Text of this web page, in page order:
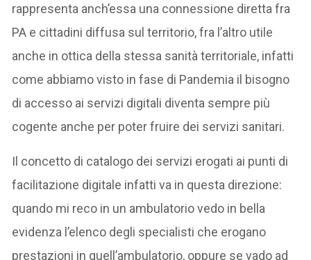
rappresenta anch’essa una connessione diretta fra
PA e cittadini diffusa sul territorio, fra l’altro utile
anche in ottica della stessa sanità territoriale, infatti
come abbiamo visto in fase di Pandemia il bisogno
di accesso ai servizi digitali diventa sempre più
cogente anche per poter fruire dei servizi sanitari.
Il concetto di catalogo dei servizi erogati ai punti di
facilitazione digitale infatti va in questa direzione:
quando mi reco in un ambulatorio vedo in bella
evidenza l’elenco degli specialisti che erogano
prestazioni in quell’ambulatorio, oppure se vado ad